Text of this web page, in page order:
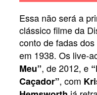
Essa não será a
clássico filme da
conto de fadas dos
em 1938. Os live-
Meu”, de 2012, e
Caçador”, com